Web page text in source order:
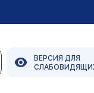
ВЕРСИЯ ДЛЯ